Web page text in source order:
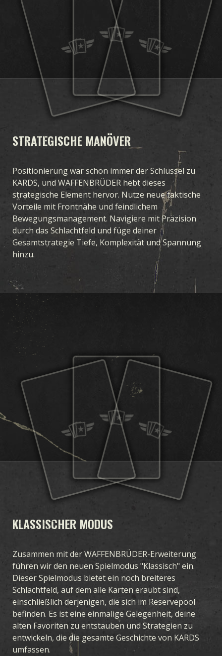
STRATEGISCHE MANÖVER
Positionierung war schon immer der Schlüssel zu
KARDS, und WAFFENBRÜDER hebt dieses
strategische Element hervor. Nutze neue taktische
Vorteile mit Frontnähe und feindlichem
Bewegungsmanagement. Navigiere mit Präzision
durch das Schlachtfeld und füge deiner
Gesamtstrategie Tiefe, Komplexität und Spannung
hinzu.
KLASSISCHER MODUS
Zusammen mit der WAFFENBRÜDER-Erweiterung
führen wir den neuen Spielmodus "Klassisch" ein.
Dieser Spielmodus bietet ein noch breiteres
Schlachtfeld, auf dem alle Karten eraubt sind,
einschließlich derjenigen, die sich im Reservepool
befinden. Es ist eine einmalige Gelegenheit, deine
alten Favoriten zu entstauben und Strategien zu
entwickeln, die die gesamte Geschichte von KARDS
umfassen.
KOLLEKTION DECKS
ERWEITERUNGEN
STURM OZEANIENS KRIEGSBEGINN
LUFTHERRSCHAFT
KRIEG ZUR SEE
VEREINTE FRONT
BLUT UND EISEN
VERDECKTE OPERATIONEN
WINTERKRIEG
DURCHBRUCH
KRIEGSSCHAUPLÄTZE